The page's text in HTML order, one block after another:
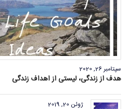
سپتامبر 26, 2020
هدف از زندگی، لیستی از اهداف زندگی
ژوئن 20, 2019